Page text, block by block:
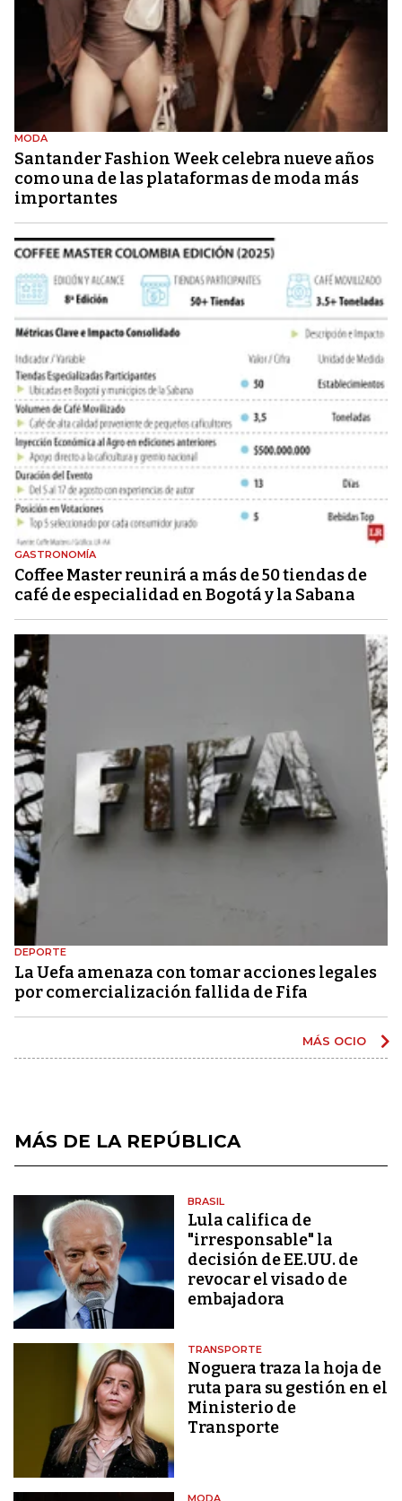
MODA
Santander Fashion Week celebra nueve años
como una de las plataformas de moda más
importantes
GASTRONOMÍA
Coffee Master reunirá a más de 50 tiendas de
café de especialidad en Bogotá y la Sabana
DEPORTE
La Uefa amenaza con tomar acciones legales
por comercialización fallida de Fifa
MÁS OCIO
MÁS DE LA REPÚBLICA
BRASIL
Lula califica de
"irresponsable" la
decisión de EE.UU. de
revocar el visado de
embajadora
TRANSPORTE
Noguera traza la hoja de
ruta para su gestión en el
Ministerio de
Transporte
MODA